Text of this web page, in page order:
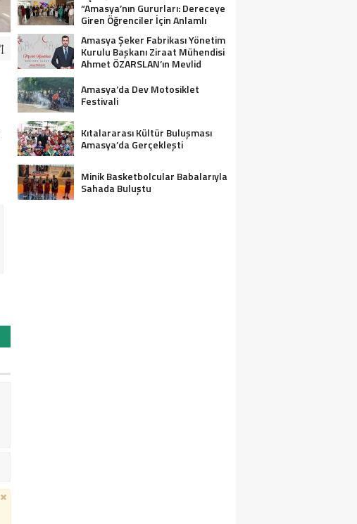
“Amasya’nın Gururları: Dereceye
Giren Öğrenciler İçin Anlamlı
Amasya Şeker Fabrikası Yönetim
Kurulu Başkanı Ziraat Mühendisi
Ahmet ÖZARSLAN’ın Mevlid
Amasya’da Dev Motosiklet
Festivali
Kıtalararası Kültür Buluşması
Amasya’da Gerçekleşti
Minik Basketbolcular Babalarıyla
Sahada Buluştu